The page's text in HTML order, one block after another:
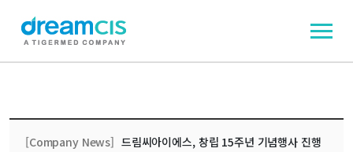
[Company News] 드림씨아이에스, 창립 15주년 기념행사 진행